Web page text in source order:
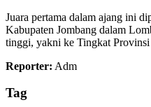
Juara pertama dalam ajang ini
Kabupaten Jombang dalam
tinggi, yakni ke Tingkat Provinsi
Reporter: Adm
Tag